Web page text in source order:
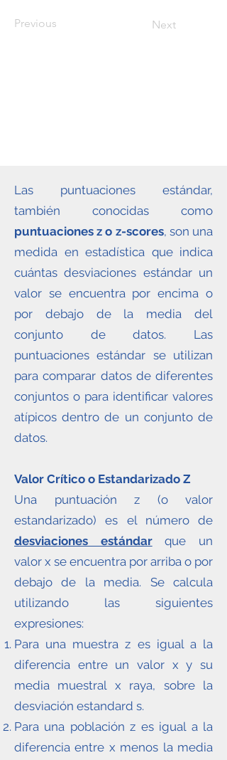
Previous Next
Las puntuaciones estándar,
también conocidas como
puntuaciones z o z-scores, son una
medida en estadística que indica
cuántas desviaciones estándar un
valor se encuentra por encima o
por debajo de la media del
conjunto de datos. Las
puntuaciones estándar se utilizan
para comparar datos de diferentes
conjuntos o para identificar valores
atípicos dentro de un conjunto de
datos.
Valor Crítico o Estandarizado Z
Una puntuación z (o valor
estandarizado) es el número de
desviaciones estándarque un
valor x se encuentra por arriba o por
debajo de la media. Se calcula
utilizando las siguientes
expresiones:
Para una muestra z es igual a la
diferencia entre un valor x y su
media muestral x raya, sobre la
desviación estandard s.
Para una población z es igual a la
diferencia entre x menos la media